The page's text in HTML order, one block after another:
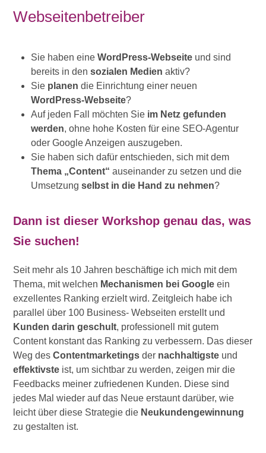
Webseitenbetreiber
Sie haben eineWordPress-Webseite und sind
bereits in densozialen Medien aktiv?
Sie planen die Einrichtung einer neuen
WordPress-Webseite?
Auf jeden Fall möchten Sie im Netz gefunden
werden, ohne hohe Kosten für eine SEO-Agentur
oder Google Anzeigen auszugeben.
Sie haben sich dafür entschieden, sich mit dem
Thema „Content“ auseinander zu setzen und die
Umsetzungselbst in die Hand zu nehmen?
Dann ist dieser Workshop genau das, was
Sie suchen!
Seit mehr als 10 Jahren beschäftige ich mich mit dem
Thema, mit welchen Mechanismen bei Google ein
exzellentes Ranking erzielt wird. Zeitgleich habe ich
parallel über 100 Business- Webseiten erstellt und
Kunden darin geschult, professionell mit gutem
Content konstant das Ranking zu verbessern. Das dieser
Weg desContentmarketings der nachhaltigste und
effektivste ist, um sichtbar zu werden, zeigen mir die
Feedbacks meiner zufriedenen Kunden. Diese sind
jedes Mal wieder auf das Neue erstaunt darüber, wie
leicht über diese Strategie die Neukundengewinnung
zu gestalten ist.